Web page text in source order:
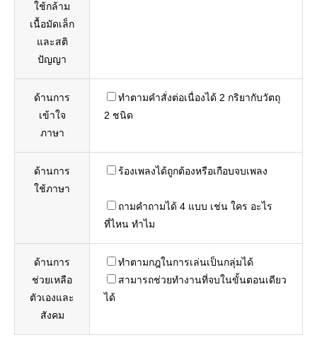
ใช้กล้าม
เนื้อมัดเล็ก
และสติ
ปัญญา
ด้านการ
เข้าใจ
ภาษา
ทำตามคำสั่งต่อเนื่องได้ 2 กริยากับวัตถุ
2 ชนิด
ด้านการ
ใช้ภาษา
ร้องเพลงได้ถูกต้องหรือเกือบจบเพลง
ถามคำถามได้ 4 แบบ เช่น ใคร อะไร
ที่ไหน ทำไม
ด้านการ
ช่วยเหลือ
ตัวเองและ
สังคม
ทำตามกฎในการเล่นเป็นกลุ่มได้
สามารถช่วยทำงานที่จบในขั้นตอนเดียว
ได้